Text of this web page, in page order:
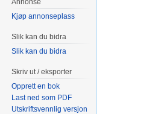
Annonse
Kjøp annonseplass
Slik kan du bidra
Slik kan du bidra
Skriv ut / eksporter
Opprett en bok
Last ned som PDF
Utskriftsvennlig versjon